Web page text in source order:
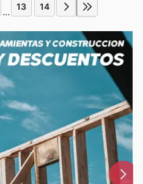
... 13 14